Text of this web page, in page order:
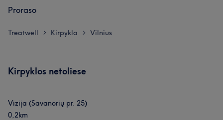
Proraso
Treatwell > Kirpykla > Vilnius
Kirpyklos netoliese
Vizija (Savanorių pr. 25)
0,2km